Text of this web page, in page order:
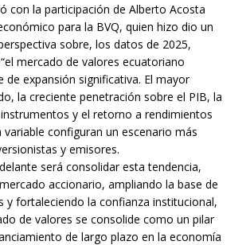
con la participación de Alberto Acosta
para la BVQ, quien hizo dio un
sobre, los datos de 2025,
mercado de valores ecuatoriano
de expansión significativa. El mayor
la creciente penetración sobre el PIB, la
y el retorno a rendimientos
configuran un escenario más
y emisores.
será consolidar esta tendencia,
accionario, ampliando la base de
y fortaleciendo la confianza institucional,
de valores se consolide como un pilar
de largo plazo en la economía